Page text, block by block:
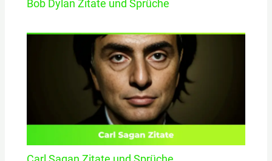
Bob Dylan Zitate und Sprüche